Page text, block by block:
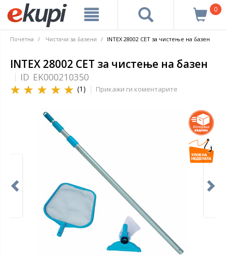
0
Почетна Чистачи за базени INTEX 28002 СЕТ за чистење на базен
INTEX 28002 СЕТ за чистење на базен
ID EK000210350
(1) Прикажи ги коментарите